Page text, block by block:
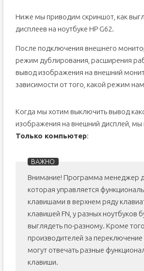
Ниже мы приводим скриншот, как
дисплеев на ноутбуке HP G62.
После подключения внешнего
режим дублирования, расширения
вывод изображения на внешний
зависимости от того, какой режим
Когда мы хотим выключить вывод
изображения на внешний дисплей,
Только компьютер:
Внимание! Программа менеджер
которая управляется
клавишами в верхнем ряду
клавишей FN, у разных ноутбуков
выглядеть по-разному. Кроме
производителей за переключение
могут отвечать разные
клавиши.